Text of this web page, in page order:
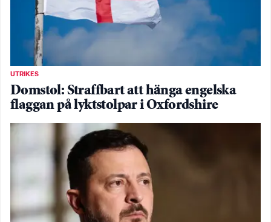
UTRIKES
Domstol: Straffbart att hänga engelska
flaggan på lyktstolpar i Oxfordshire